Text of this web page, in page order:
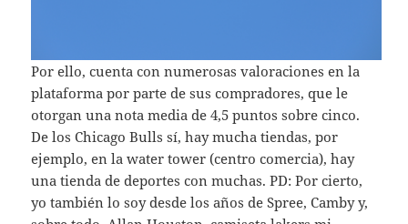
Por ello, cuenta con numerosas valoraciones en la
plataforma por parte de sus compradores, que le
otorgan una nota media de 4,5 puntos sobre cinco.
De los Chicago Bulls sí, hay mucha tiendas, por
ejemplo, en la water tower (centro comercia), hay
una tienda de deportes con muchas. PD: Por cierto,
yo también lo soy desde los años de Spree, Camby y,